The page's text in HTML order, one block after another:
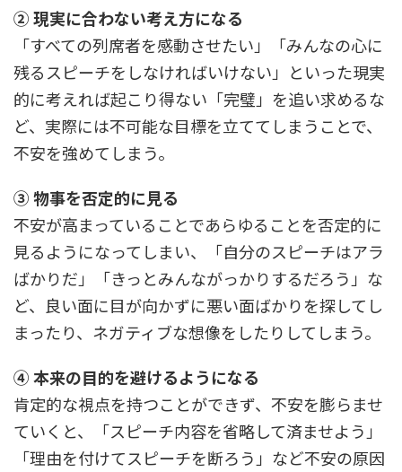
② 現実に合わない考え方になる
「すべての列席者を感動させたい」「みんなの心に
残るスピーチをしなければいけない」といった現実
的に考えれば起こり得ない「完璧」を追い求めるな
ど、実際には不可能な目標を立ててしまうことで、
不安を強めてしまう。
③ 物事を否定的に見る
不安が高まっていることであらゆることを否定的に
見るようになってしまい、「自分のスピーチはアラ
ばかりだ」「きっとみんながっかりするだろう」な
ど、良い面に目が向かずに悪い面ばかりを探してし
まったり、ネガティブな想像をしたりしてしまう。
④ 本来の目的を避けるようになる
肯定的な視点を持つことができず、不安を膨らませ
ていくと、「スピーチ内容を省略して済ませよう」
「理由を付けてスピーチを断ろう」など不安の原因